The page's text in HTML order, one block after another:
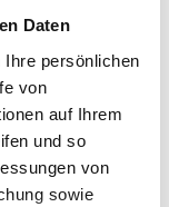
Daten
Ihre persönlichen
von
auf Ihrem
und so
von
sowie